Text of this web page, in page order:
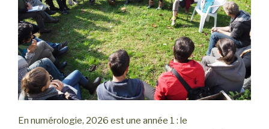
En numérologie, 2026 est une année 1 : le